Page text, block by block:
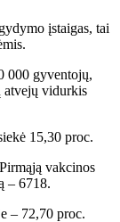
įstaigas, tai
000 gyventojų,
atvejų vidurkis
15,30 proc.
vakcinos
– 6718.
– 72,70 proc.